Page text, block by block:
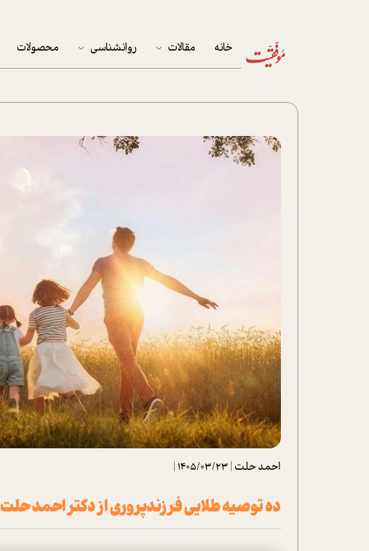
خانه مقالات
پلاس
شیوانا
داستان
روانشناسی محصولات
احمد حلت |
1405/03/23
|
ده توصیه طلایی فرزندپروری از دکتر احمد حلت